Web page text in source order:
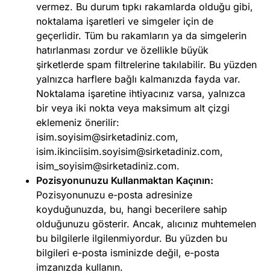
vermez. Bu durum tıpkı rakamlarda olduğu gibi,
noktalama işaretleri ve simgeler için de
geçerlidir. Tüm bu rakamların ya da simgelerin
hatırlanması zordur ve özellikle büyük
şirketlerde spam filtrelerine takılabilir. Bu yüzden
yalnızca harflere bağlı kalmanızda fayda var.
Noktalama işaretine ihtiyacınız varsa, yalnızca
bir veya iki nokta veya maksimum alt çizgi
eklemeniz önerilir:
isim.soyisim@sirketadiniz.com,
isim.ikinciisim.soyisim@sirketadiniz.com,
isim_soyisim@sirketadiniz.com.
Pozisyonunuzu Kullanmaktan Kaçının:
Pozisyonunuzu e-posta adresinize
koyduğunuzda, bu, hangi becerilere sahip
olduğunuzu gösterir. Ancak, alıcınız muhtemelen
bu bilgilerle ilgilenmiyordur. Bu yüzden bu
bilgileri e-posta isminizde değil, e-posta
imzanızda kullanın.